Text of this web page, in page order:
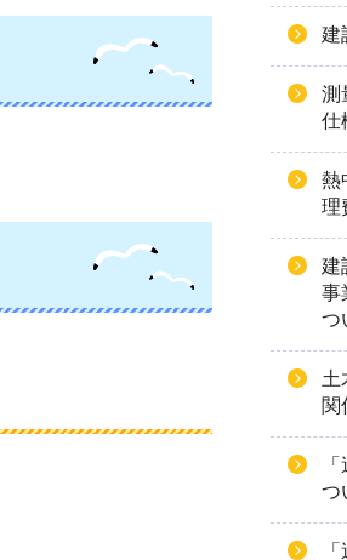
建
測
仕
熱
理
建
事
つ
土
関
つ